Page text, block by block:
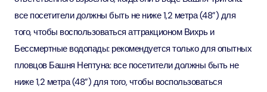
все посетители должны быть не ниже 1,2 метра (48”) для
того, чтобы воспользоваться аттракционом Вихрь и
Бессмертные водопады: рекомендуется только для опытных
пловцов Башня Нептуна: все посетители должны быть не
ниже 1,2 метра (48”) для того, чтобы воспользоваться